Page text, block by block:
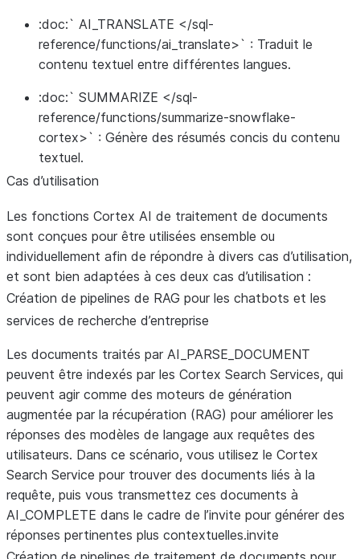
:doc:` AI_TRANSLATE </sql-
reference/functions/ai_translate>` : Traduit le
contenu textuel entre différentes langues.
:doc:` SUMMARIZE </sql-
reference/functions/summarize-snowflake-
cortex>` : Génère des résumés concis du contenu
textuel.
Cas d’utilisation
Les fonctions Cortex AI de traitement de documents
sont conçues pour être utilisées ensemble ou
individuellement afin de répondre à divers cas d’utilisation,
et sont bien adaptées à ces deux cas d’utilisation :
Création de pipelines de RAG pour les chatbots et les
services de recherche d’entreprise
Les documents traités par AI_PARSE_DOCUMENT
peuvent être indexés par les Cortex Search Services, qui
peuvent agir comme des moteurs de génération
augmentée par la récupération (RAG) pour améliorer les
réponses des modèles de langage aux requêtes des
utilisateurs. Dans ce scénario, vous utilisez le Cortex
Search Service pour trouver des documents liés à la
requête, puis vous transmettez ces documents à
AI_COMPLETE dans le cadre de l’invite pour générer des
réponses pertinentes plus contextuelles.invite